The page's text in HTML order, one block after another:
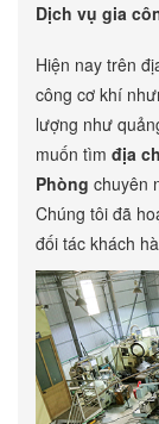
Dịch vụ gia
Hiện nay trên
công cơ khí
lượng như
muốn tìm địa
Phòng chuyên
Chúng tôi đã
đối tác khách